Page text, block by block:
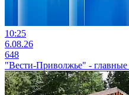
10:25
6.08.26
648
"Вести-Приволжье" - главные